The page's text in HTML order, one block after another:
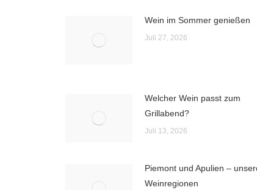
Wein im Sommer genießen
Juli 27, 2026
Welcher Wein passt zum
Grillabend?
Juli 13, 2026
Piemont und Apulien –
Weinregionen